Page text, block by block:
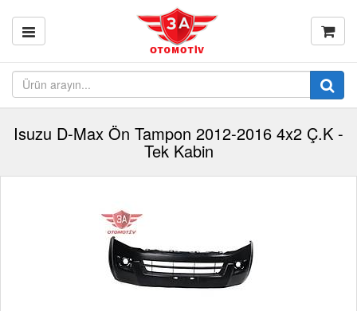
Isuzu D-Max Ön Tampon 2012-2016 4x2 Ç.K -
Tek Kabin